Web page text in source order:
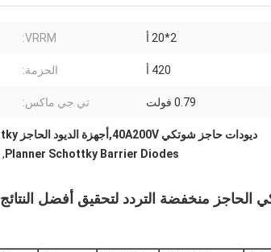
2*20 أ VRRM:
420 أ الحزمة:
0.79 فولت تي جي ماكس:
ديودات حاجز شوتكي 40A200V,أجهزة الديود الحاجز Schottky,ثنائيات حاجز شوتكي TO-263
Planner Schottky Barrier Diodes
,